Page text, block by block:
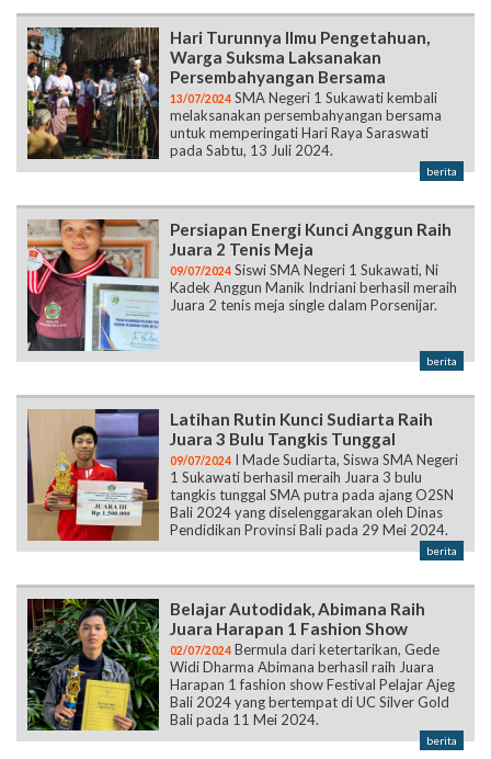
Hari Turunnya Ilmu Pengetahuan,
Warga Suksma Laksanakan
Persembahyangan Bersama
13/07/2024 SMA Negeri 1 Sukawati kembali
melaksanakan persembahyangan bersama
untuk memperingati Hari Raya Saraswati
pada Sabtu, 13 Juli 2024.
berita
Persiapan Energi Kunci Anggun Raih
Juara 2 Tenis Meja
09/07/2024 Siswi SMA Negeri 1 Sukawati, Ni
Kadek Anggun Manik Indriani berhasil meraih
Juara 2 tenis meja single dalam Porsenijar.
berita
Latihan Rutin Kunci Sudiarta Raih
Juara 3 Bulu Tangkis Tunggal
09/07/2024 I Made Sudiarta, Siswa SMA Negeri
1 Sukawati berhasil meraih Juara 3 bulu
tangkis tunggal SMA putra pada ajang O2SN
Bali 2024 yang diselenggarakan oleh Dinas
Pendidikan Provinsi Bali pada 29 Mei 2024.
berita
Belajar Autodidak, Abimana Raih
Juara Harapan 1 Fashion Show
02/07/2024 Bermula dari ketertarikan, Gede
Widi Dharma Abimana berhasil raih Juara
Harapan 1 fashion show Festival Pelajar Ajeg
Bali 2024 yang bertempat di UC Silver Gold
Bali pada 11 Mei 2024.
berita